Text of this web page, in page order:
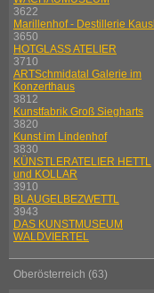
3622
Marillenhof - Destillerie Kausl
3650
HOTGLASS ATELIER
3710
ARTSchmidatal Galerie im
Konzerthaus
3812
Kunstfabrik Groß Siegharts
3820
Kunst im Lindenhof
3830
KÜNSTLERATELIER HETTL
und KOLLAR
3910
BLAUGELBEZWETTL
3943
DAS KUNSTMUSEUM
WALDVIERTEL
Oberösterreich (63)